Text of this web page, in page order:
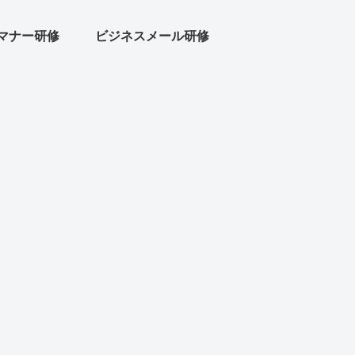
ナー研修 ビジネスメール研修